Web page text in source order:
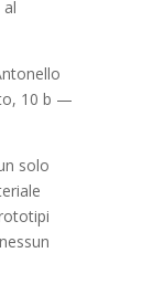
10 b —
solo